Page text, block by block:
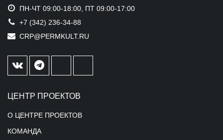
ПН-ЧТ 09:00-18:00, ПТ 09:00-17:00
+7 (342) 236-34-88
CRP@PERMKULT.RU
ЦЕНТР ПРОЕКТОВ
О ЦЕНТРЕ ПРОЕКТОВ
КОМАНДА